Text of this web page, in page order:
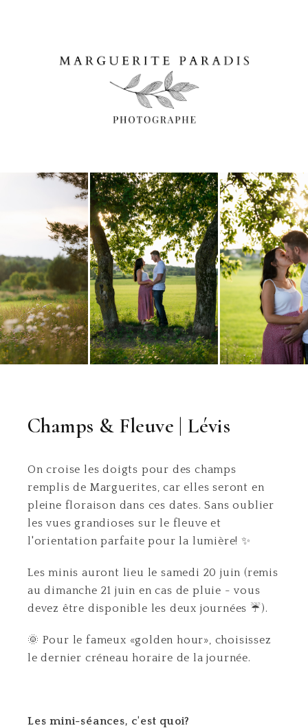
Champs & Fleuve | Lévis
On croise les doigts pour des champs
remplis de Marguerites, car elles seront en
pleine floraison dans ces dates. Sans oublier
les vues grandioses sur le fleuve et
l'orientation parfaite pour la lumière! ✨
Les minis auront lieu le samedi 20 juin (remis
au dimanche 21 juin en cas de pluie - vous
devez être disponible les deux journées ☔️).
🌞 Pour le fameux «golden hour», choisissez
le dernier créneau horaire de la journée.
Les mini-séances, c'est quoi?